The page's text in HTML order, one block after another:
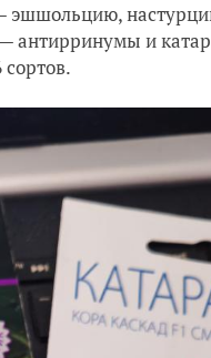
эшшольцию,
антирринумы и